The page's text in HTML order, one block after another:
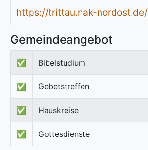
https://trittau.nak-nordost.de/
Gemeindeangebot
✅ Bibelstudium
✅ Gebetstreffen
✅ Hauskreise
✅ Gottesdienste